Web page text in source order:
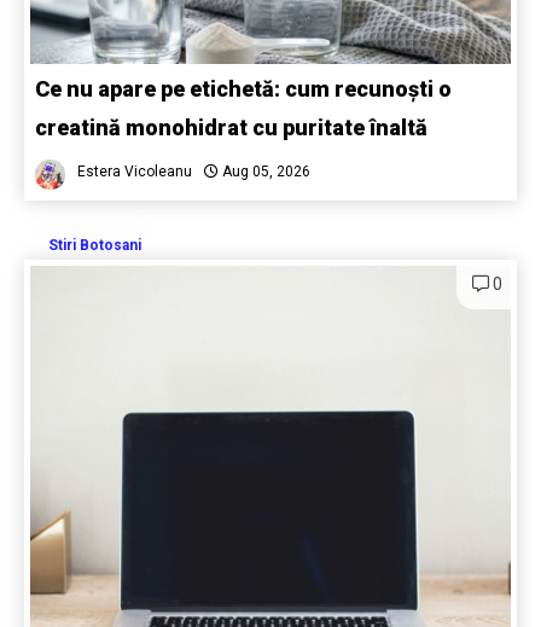
Ce nu apare pe etichetă: cum recunoști o
creatină monohidrat cu puritate înaltă
Estera Vicoleanu Aug 05, 2026
Stiri Botosani
0